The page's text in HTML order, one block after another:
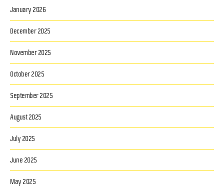
January 2026
December 2025
November 2025
October 2025
September 2025
August 2025
July 2025
June 2025
May 2025